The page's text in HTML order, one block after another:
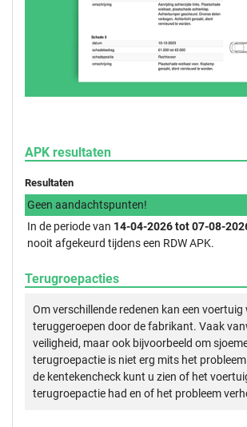
APK resultaten
Resultaten
Geen aandachtspunten!
In de periode van 14-04-2026 tot 07-08-
nooit afgekeurd tijdens een RDW APK.
Terugroepacties
Om verschillende redenen kan een voertuig
teruggeroepen door de fabrikant. Vaak
veiligheid, maar ook bijvoorbeeld om
terugroepactie is niet erg mits het
de kentekencheck kunt u zien of het
terugroepactie had en of het probleem